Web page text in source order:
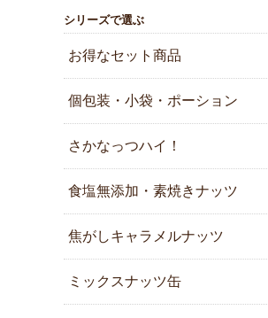
シリーズで選ぶ
お得なセット商品
個包装・小袋・ポーション
さかなっつハイ！
食塩無添加・素焼きナッツ
焦がしキャラメルナッツ
ミックスナッツ缶